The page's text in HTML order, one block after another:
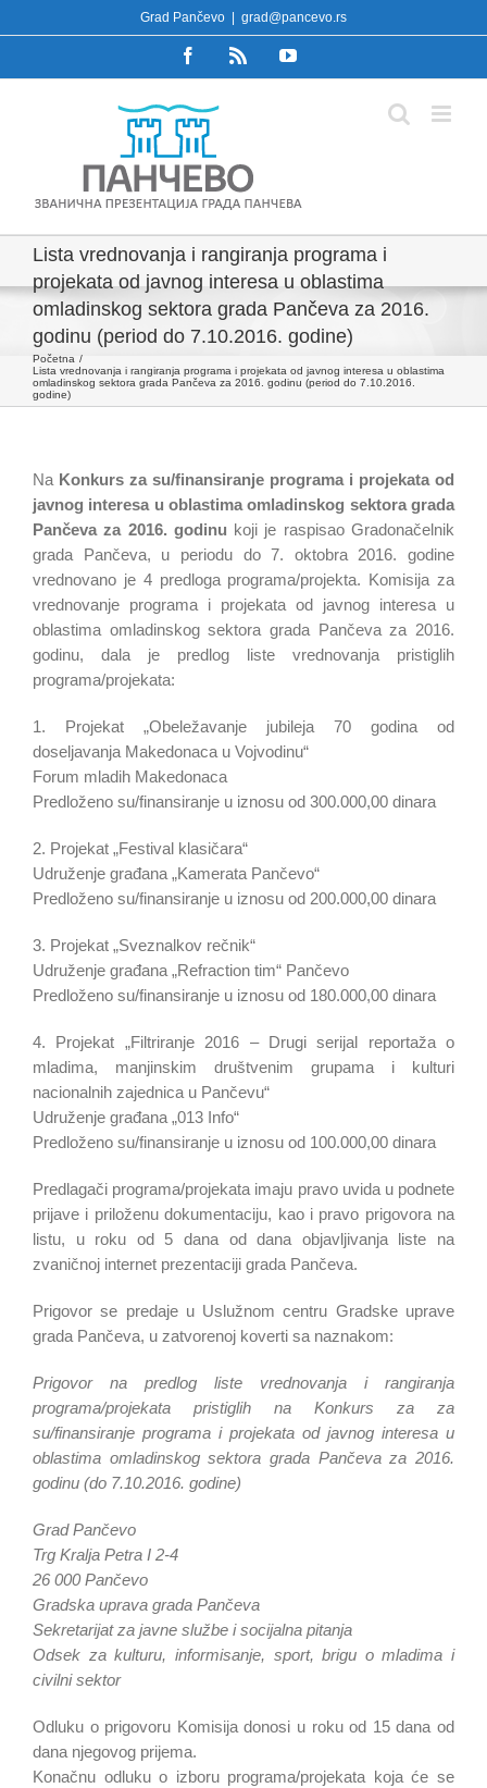
to
Grad Pančevo grad@pancevo.rs
FacebookRss YouTube
Lista vrednovanja i rangiranja programa i
projekata od javnog interesa u oblastima
omladinskog sektora grada Pančeva za 2016.
godinu (period do 7.10.2016. godine)
Početna
Lista vrednovanja i rangiranja programa i projekata od javnog interesa u oblastima
omladinskog sektora grada Pančeva za 2016. godinu (period do 7.10.2016.
godine)
Na Konkurs za su/finansiranje programa i projekata od
javnog interesa u oblastima omladinskog sektoragrada
Pančevaza 2016. godinu koji je raspisao Gradonačelnik
grada Pančeva, u periodu do 7. oktobra 2016. godine
vrednovano je 4 predloga programa/projekta. Komisija za
vrednovanje programa i projekata od javnog interesa u
oblastima omladinskog sektora grada Pančeva za 2016.
godinu, dala je predlog liste vrednovanja pristiglih
programa/projekata:
1. Projekat „Obeležavanje jubileja 70 godina od
doseljavanja Makedonaca u Vojvodinu“
Forum mladih Makedonaca
Predloženo su/finansiranje u iznosu od 300.000,00 dinara
2. Projekat „Festival klasičara“
Udruženje građana „Kamerata Pančevo“
Predloženo su/finansiranje u iznosu od 200.000,00 dinara
3. Projekat „Sveznalkov rečnik“
Udruženje građana „Refraction tim“ Pančevo
Predloženo su/finansiranje u iznosu od 180.000,00 dinara
4. Projekat „Filtriranje 2016 – Drugi serijal reportaža o
mladima, manjinskim društvenim grupama i kulturi
nacionalnih zajednica u Pančevu“
Udruženje građana „013 Info“
Predloženo su/finansiranje u iznosu od 100.000,00 dinara
Predlagači programa/projekata imaju pravo uvida u podnete
prijave i priloženu dokumentaciju, kao i pravo prigovora na
listu, u roku od 5 dana od dana objavljivanja liste na
zvaničnoj internet prezentaciji grada Pančeva.
Prigovor se predaje u Uslužnom centru Gradske uprave
grada Pančeva, u zatvorenoj koverti sa naznakom:
Prigovor na predlog liste vrednovanja i rangiranja
programa/projekata pristiglih na Konkurs za za
su/finansiranje programa i projekata od javnog interesa u
oblastima omladinskog sektora grada Pančeva za 2016.
godinu (do 7.10.2016. godine)
Grad Pančevo
Trg Kralja Petra I 2-4
26 000 Pančevo
Gradska uprava grada Pančeva
Sekretarijat za javne službe i socijalna pitanja
Odsek za kulturu, informisanje, sport, brigu o mladima i
civilni sektor
Odluku o prigovoru Komisija donosi u roku od 15 dana od
dana njegovog prijema.
Konačnu odluku o izboru programa/projekata koja će se